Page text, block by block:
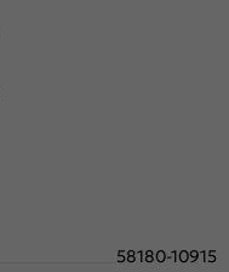
58180-10915